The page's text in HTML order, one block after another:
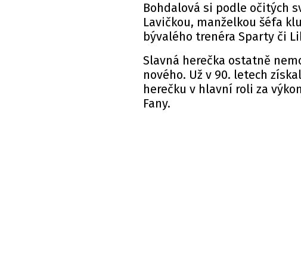
Bohdalová si podle očitých
Lavičkou, manželkou šéfa
bývalého trenéra Sparty či
Slavná herečka ostatně
nového. Už v 90. letech
herečku v hlavní roli za
Fany.